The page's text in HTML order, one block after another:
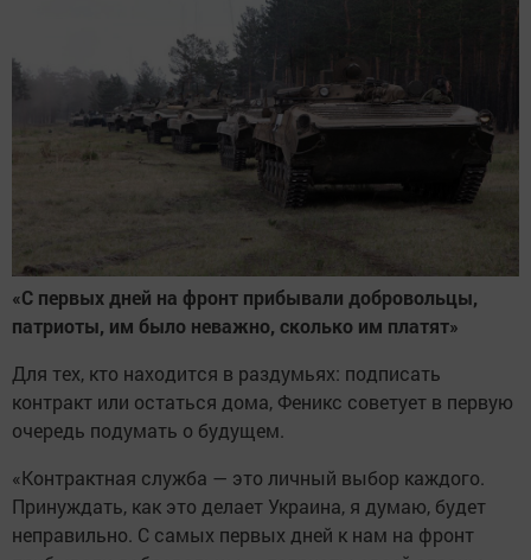
«С первых дней на фронт прибывали добровольцы,
патриоты, им было неважно, сколько им платят»
Для тех, кто находится в раздумьях: подписать
контракт или остаться дома, Феникс советует в первую
очередь подумать о будущем.
«Контрактная служба — это личный выбор каждого.
Принуждать, как это делает Украина, я думаю, будет
неправильно. С самых первых дней к нам на фронт